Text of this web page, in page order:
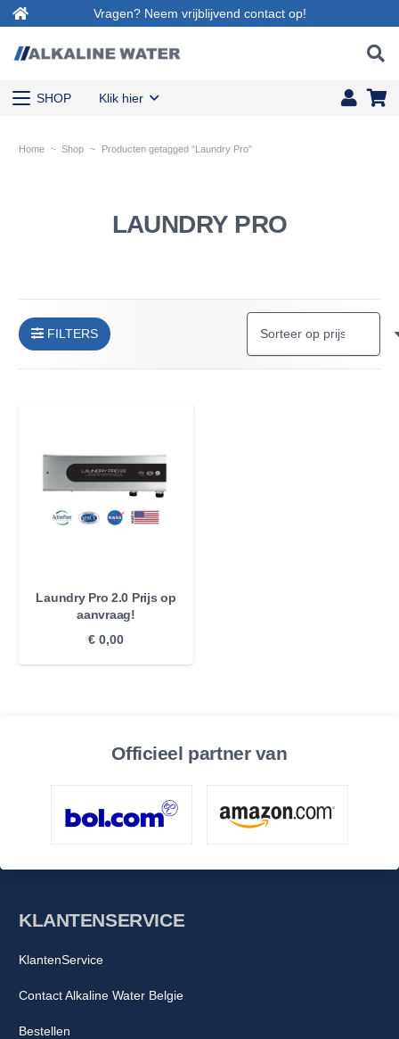
Vragen? Neem vrijblijvend contact op!
SHOP Klik hier
Home ~ Shop ~ Producten getagged “Laundry Pro”
LAUNDRY PRO
FILTERS
Laundry Pro 2.0 Prijs op
aanvraag!
€ 0,00
Officieel partner van
KLANTENSERVICE
KlantenService
Contact Alkaline Water Belgie
Bestellen